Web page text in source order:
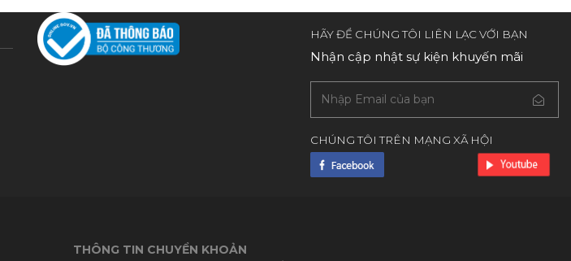
HÃY ĐỂ CHÚNG TÔI LIÊN LẠC VỚI BẠN
Nhận cập nhật sự kiện khuyến mãi
CHÚNG TÔI TRÊN MẠNG XÃ HỘI
THÔNG TIN CHUYỂN KHOẢN